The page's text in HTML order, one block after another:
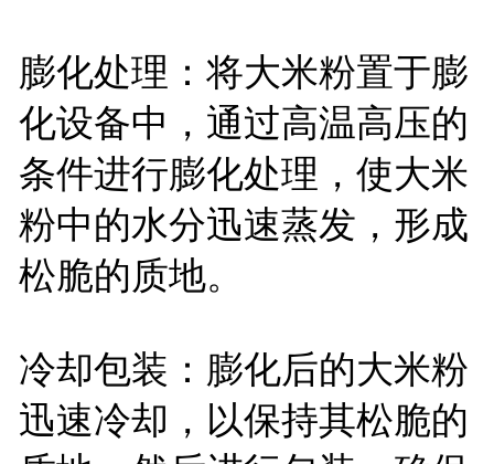
膨化处理：将大米粉置于膨
化设备中，通过高温高压的
条件进行膨化处理，使大米
粉中的水分迅速蒸发，形成
松脆的质地。
冷却包装：膨化后的大米粉
迅速冷却，以保持其松脆的